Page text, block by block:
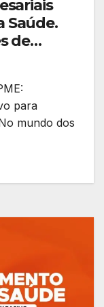
Saúde.
de
para
mundo dos